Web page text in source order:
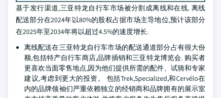
基于发行渠道,三亚特龙自行车市场被分割成离线和在线. 离线
配送部分在2024年以80%的股权占据市场主导地位,预计该部分
在2025年至2034年将以超过4.5%的速度增长.
离线配送在三亚特龙自行车市场的配送通道部分占有很大份
额,包括特产自行车商店,品牌插销和三亚特龙博览会. 购买者
更喜欢当面零售地点,因为他们提供所需的配件、试骑和专家
建议,考虑到更大的投资。 包括Trek,Specialized,和Cervélo在
内的品牌领袖们严重依赖独立的经销商和品牌拥有的展示室